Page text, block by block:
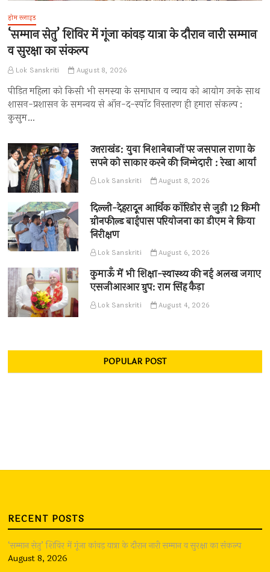
होम स्लाइड
‘सम्मान सेतु’ शिविर में गूंजा कांवड़ यात्रा के दौरान नारी सम्मान
व सुरक्षा का संकल्प
Lok Sanskriti August 8, 2026
पीड़ित महिला को किसी भी समस्या के समाधान व न्याय को आयोग उनके साथ
शासन-प्रशासन के समन्वय से ऑन-द-स्पॉट निस्तारण ही हमारा संकल्प :
कुसुम…
उत्तराखंड: युवा निशानेबाजों पर जसपाल राणा के
सपने को साकार करने की जिम्मेदारी : रेखा आर्या
Lok Sanskriti August 8, 2026
दिल्ली-देहरादून आर्थिक कॉरिडोर से जुड़ी 12 किमी
ग्रीनफील्ड बाईपास परियोजना का डीएम ने किया
निरीक्षण
Lok Sanskriti August 6, 2026
कुमाऊँ में भी शिक्षा-स्वास्थ्य की नई अलख जगाए
एसजीआरआर ग्रुप: राम सिंह कैड़ा
Lok Sanskriti August 4, 2026
POPULAR POST
RECENT POSTS
‘सम्मान सेतु’ शिविर में गूंजा कांवड़ यात्रा के दौरान नारी सम्मान व सुरक्षा का संकल्प
August 8, 2026